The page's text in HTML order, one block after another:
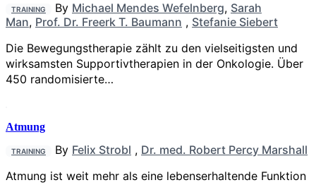
TRAINING By Michael Mendes Wefelnberg, Sarah
Man, Prof. Dr. Freerk T. Baumann , Stefanie Siebert
Die Bewegungstherapie zählt zu den vielseitigsten und
wirksamsten Supportivtherapien in der Onkologie. Über
450 randomisierte…
Atmung
TRAINING By Felix Strobl , Dr. med. Robert Percy Marshall
Atmung ist weit mehr als eine lebenserhaltende Funktion